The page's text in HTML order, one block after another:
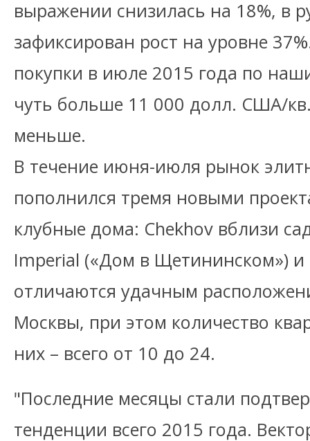
выражении снизилась на 18%, в
зафиксирован рост на уровне
покупки в июле 2015 года по
чуть больше 11 000 долл. США/
меньше.
В течение июня-июля рынок
пополнился тремя новыми
клубные дома: Chekhov вблизи
Imperial («Дом в Щетининском»)
отличаются удачным
Москвы, при этом количество
них – всего от 10 до 24.
"Последние месяцы стали
тенденции всего 2015 года.